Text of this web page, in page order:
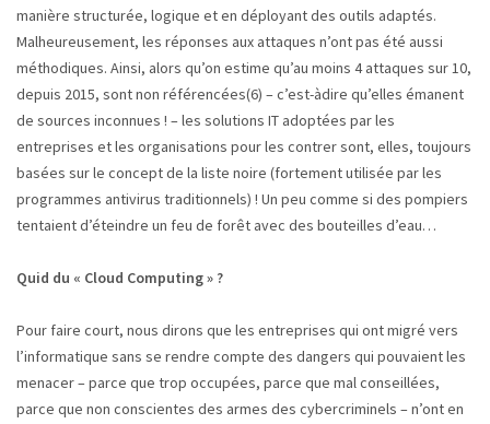
manière structurée, logique et en déployant des outils adaptés.
Malheureusement, les réponses aux attaques n’ont pas été aussi
méthodiques. Ainsi, alors qu’on estime qu’au moins 4 attaques sur 10,
depuis 2015, sont non référencées(6) – c’est-àdire qu’elles émanent
de sources inconnues ! – les solutions IT adoptées par les
entreprises et les organisations pour les contrer sont, elles, toujours
basées sur le concept de la liste noire (fortement utilisée par les
programmes antivirus traditionnels) ! Un peu comme si des pompiers
tentaient d’éteindre un feu de forêt avec des bouteilles d’eau…
Quid du « Cloud Computing » ?
Pour faire court, nous dirons que les entreprises qui ont migré vers
l’informatique sans se rendre compte des dangers qui pouvaient les
menacer – parce que trop occupées, parce que mal conseillées,
parce que non conscientes des armes des cybercriminels – n’ont en